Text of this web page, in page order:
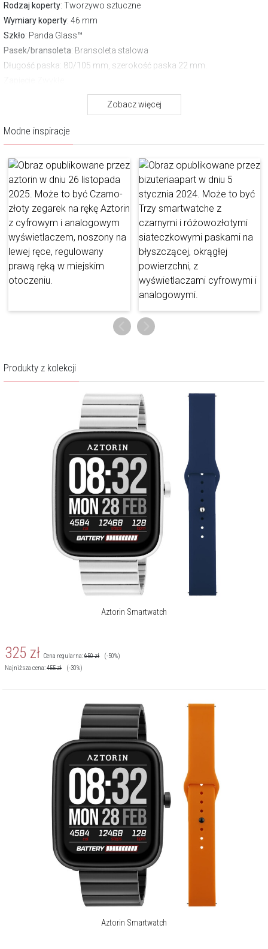
Rodzaj koperty: Tworzywo sztuczne
Wymiary koperty: 46 mm
Szkło: Panda Glass™
Pasek/bransoleta: Bransoleta stalowa
Długość paska: 80/105 mm, szerokość paska 22 mm.
IP 68
2 lata
Pobierz instrukcję
FUNKCJE
Czas pracy: do 10 dni, w zależności od użytkowania
Pojemność baterii: 300mAh
Rozdzielczość ekranu: 240x240 px
Aplikacja: VeryFit
Kroki/kalorie/dystans:
Latarka:
Tak
Połączenie z GPS
Tak
Tak
Przypomnienie o
Tak
Sterowanie aparatem: Tak
Sterowanie muzyką: Tak
Stoper/Minutnik/Alarm: Tak
Tarcze do pobrania: Tak
Tak
Wyszukiwanie telefonu:
iOS:
Tak
Tryby sportowe:
Bieg, Bieg w terenie, Joga, Marsz,
Pływanie, Rower, Trening, Spacer,
Wędrówki piesze, Krykiet, Wioślarz,
Orbitrek
Kompatybilność: iOS, Android
Dodatkowy pasek w komplecie.
O marce Aztorin
Aztorin to marka, która swoją filozofią i wzornictwem doskonale
wpisuje się w etos współczesnego mężczyzny. Ma charakter, jest
wyrazista, dynamiczna, a przy tym niepozbawiona szyku, naturalnej
Zobacz więcej
Modne inspiracje
Produkty z kolekcji
Aztorin Smartwatch
325 zł Cena regularna:650zł
(-50%)
Najniższa cena:455zł (-30%)
Aztorin Smartwatch